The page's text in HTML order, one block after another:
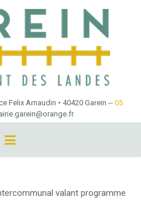
Felix Arnaudin • 40420 Garein --05
valant programme